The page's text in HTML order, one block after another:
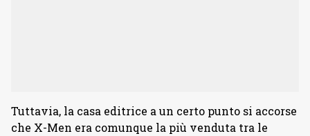
Tuttavia, la casa editrice a un certo punto si accorse
che X-Men era comunque la più venduta tra le